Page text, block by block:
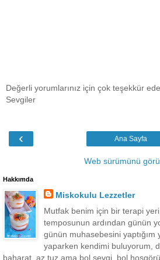
Değerli yorumlarınız için çok teşekkür
Sevgiler
‹ Ana Sayfa
Web sürümünü
Hakkımda
Miskokulu Lezzetler
Mutfak benim için bir terapi
temposunun ardından günün
günün muhasebesini yaptığım
yaparken kendimi buluyorum,
baharat, az tuz ama bol sevgi, bol